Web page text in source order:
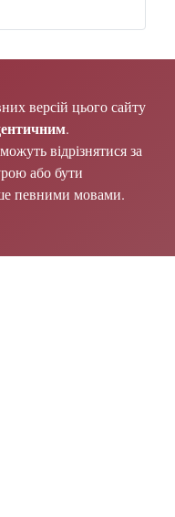
версій цього сайту
.
відрізнятися за
або бути
певними мовами.